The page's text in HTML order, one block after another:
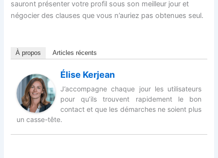
sauront présenter votre profil sous son meilleur jour et
négocier des clauses que vous n’auriez pas obtenues seul.
À propos Articles récents
Élise Kerjean
J’accompagne chaque jour les utilisateurs
pour qu’ils trouvent rapidement le bon
contact et que les démarches ne soient plus
un casse-tête.